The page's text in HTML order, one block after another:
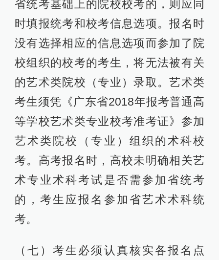
省统考基础上的院校校考的，则应同
时填报统考和校考信息选项。报名时
没有选择相应的信息选项而参加了院
校组织的校考的考生，将无法被有关
的艺术类院校（专业）录取。艺术类
考生须凭《广东省2018年报考普通高
等学校艺术类专业校考准考证》参加
艺术类院校（专业）组织的术科校
考。高考报名时，高校未明确相关艺
术专业术科考试是否需参加省统考
的，考生应报名参加省艺术术科统
考。
（七）考生必须认真核实各报名点